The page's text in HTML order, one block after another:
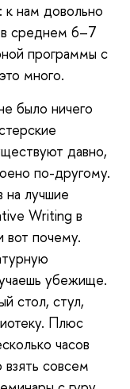
к нам довольно
в среднем 6–7
программы с
много.
было ничего
давно,
по-другому.
на лучшие
Writing в
почему.
убежище.
стол, стул,
Плюс
часов
совсем